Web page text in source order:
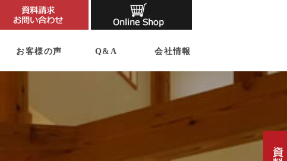
お客様の声 Q&A 会社情報